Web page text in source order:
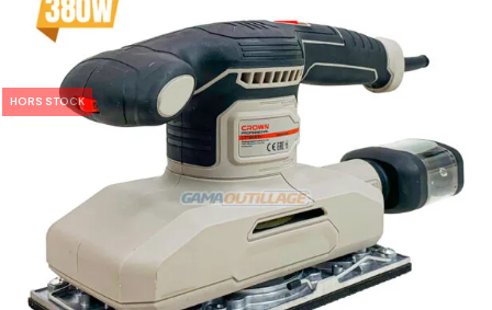
HORS STOCK